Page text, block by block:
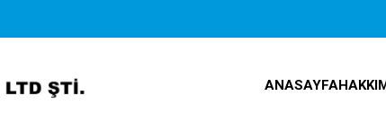
ANASAYFA